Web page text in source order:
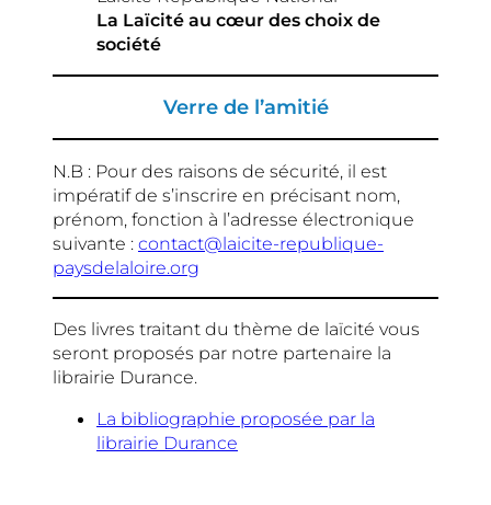
La Laïcité au cœur des choix de
société
Verre de l’amitié
N.B : Pour des raisons de sécurité, il est
impératif de s’inscrire en précisant nom,
prénom, fonction à l’adresse électronique
suivante : contact@laicite-republique-
paysdelaloire.org
Des livres traitant du thème de laïcité vous
seront proposés par notre partenaire la
librairie Durance.
La bibliographie proposée par la
librairie Durance